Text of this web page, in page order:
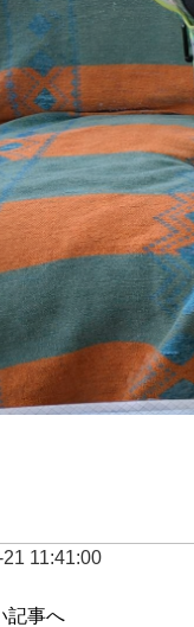
11:41:00
記事へ